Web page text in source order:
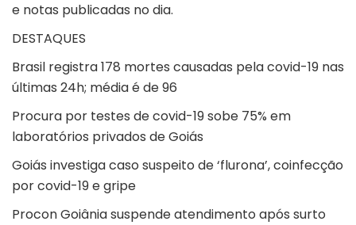
e notas publicadas no dia.
DESTAQUES
Brasil registra 178 mortes causadas pela covid-19 nas
últimas 24h; média é de 96
Procura por testes de covid-19 sobe 75% em
laboratórios privados de Goiás
Goiás investiga caso suspeito de ‘flurona’, coinfecção
por covid-19 e gripe
Procon Goiânia suspende atendimento após surto